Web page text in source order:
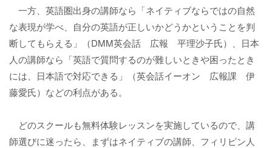
一方、英語圏出身の講師なら「ネイティブならではの自然
な表現が学べ、自分の英語が正しいかどうかということを判
断してもらえる」（DMM英会話 広報 平理沙子氏）、日本
人の講師なら「英語で質問するのが難しいときや困ったとき
には、日本語で対応できる」（英会話イーオン 広報課 伊
藤愛氏）などの利点がある。
どのスクールも無料体験レッスンを実施しているので、講
師選びに迷ったら、まずはネイティブの講師、フィリピン人